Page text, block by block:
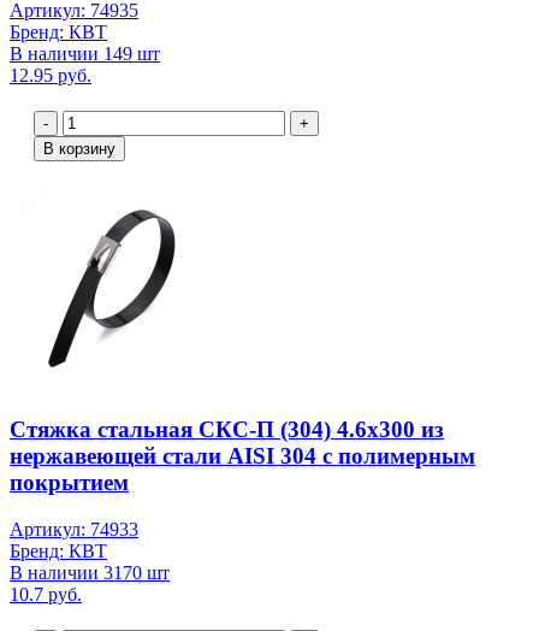
Артикул: 74935
Бренд: КВТ
В наличии 149 шт
12.95 руб.
-
+
В корзину
Стяжка стальная СКС-П (304) 4.6х300 из
нержавеющей стали AISI 304 с полимерным
покрытием
Артикул: 74933
Бренд: КВТ
В наличии 3170 шт
10.7 руб.